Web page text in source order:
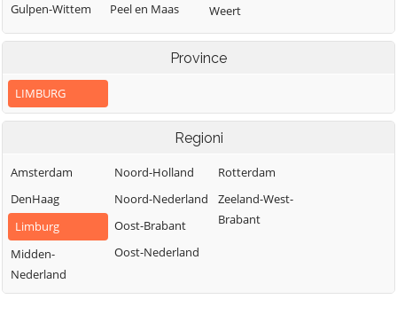
Gulpen-Wittem
Heerlen
Maas
Peel en Maas
Roerdalen
Weert
Province
LIMBURG
Regioni
Amsterdam
DenHaag
Limburg
Midden-
Nederland
Noord-Holland
Noord-Nederland
Oost-Brabant
Oost-Nederland
Rotterdam
Zeeland-West-
Brabant